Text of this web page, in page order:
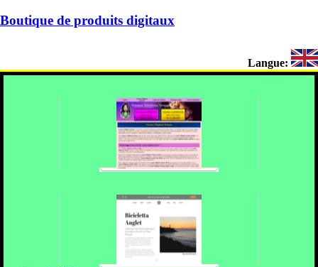
Boutique de produits digitaux
Langue: